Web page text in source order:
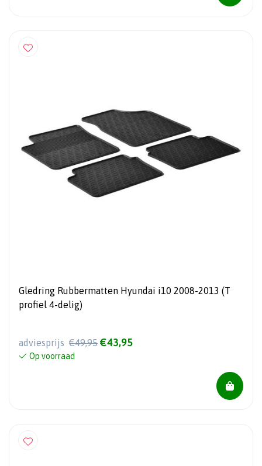
Gledring Rubbermatten Hyundai i10 2008-2013 (T
profiel 4-delig)
adviesprijs €49,95 €43,95
Op voorraad